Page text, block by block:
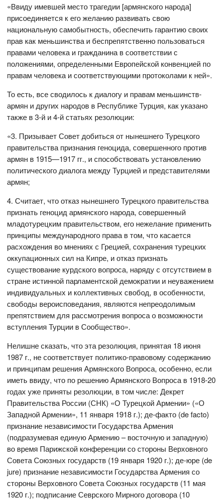
«Ввиду имевшей место трагедии [армянского народа]
присоединяется к его желанию развивать свою
национальную самобытность, обеспечить гарантию своих
прав как меньшинства и беспрепятственно пользоваться
правами человека и гражданина в соответствии с
положениями, определенными Европейской конвенцией по
правам человека и соответствующими протоколами к ней».
То есть, все сводилось к диалогу и правам меньшинств-
армян и других народов в Республике Турция, как указано
также в 3-й и 4-й статьях резолюции:
«3. Призывает Совет добиться от нынешнего Турецкого
правительства признания геноцида, совершенного против
армян в 1915—1917 гг., и способствовать установлению
политического диалога между Турцией и представителями
армян;
4. Считает, что отказ нынешнего Турецкого правительства
признать геноцид армянского народа, совершенный
младотурецким правительством, его нежелание применить
принципы международного права в том, что касается
расхождения во мнениях с Грецией, сохранения турецких
оккупационных сил на Кипре, и отказ признать
существование курдского вопроса, наряду с отсутствием в
стране истинной парламентской демократии и неуважением
индивидуальных и коллективных свобод, в особенности,
свободы вероисповедания, являются непреодолимым
препятствием для рассмотрения вопроса о возможности
вступления Турции в Сообщество».
Нелишне сказать, что эта резолюция, принятая 18 июня
1987 г., не соответствует политико-правовому содержанию
и принципам решения Армянского Вопроса, особенно, если
иметь ввиду, что по решению Армянского Вопроса в 1918-20
годах уже приняты резолюции, в том числе: Декрет
Правительства России (СНК) «О Турецкой Армении» («О
Западной Армении», 11 января 1918 г.); де-факто (de facto)
признание независимости Государства Армения
(подразумевая единую Армению – восточную и западную)
во время Парижской конференции со стороны Верховного
Совета Союзных государств (19 января 1920 г.); де-юре (de
jure) признание независимости Государства Армения со
стороны Верховного Совета Союзных государств (11 мая
1920 г.); подписание Севрского Мирного договора (10